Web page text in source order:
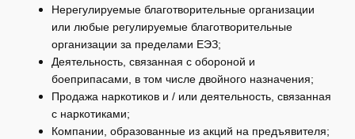
Нерегулируемые благотворительные организации
или любые регулируемые благотворительные
организации за пределами ЕЭЗ;
Деятельность, связанная с обороной и
боеприпасами, в том числе двойного назначения;
Продажа наркотиков и / или деятельность, связанная
с наркотиками;
Компании, образованные из акций на предъявителя;